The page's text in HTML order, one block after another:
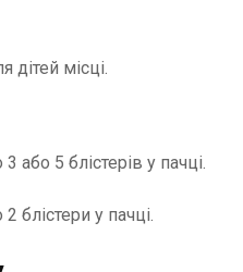
дітей місці.
або 5 блістерів у пачці.
блістери у пачці.